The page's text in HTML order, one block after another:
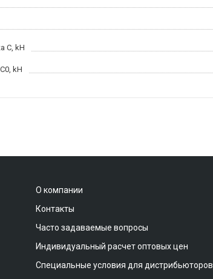
C, kН
kH
О компании
Контакты
Часто задаваемые вопросы
Индивидуальный расчет оптовых цен
Специальные условия для дистрибьюторов